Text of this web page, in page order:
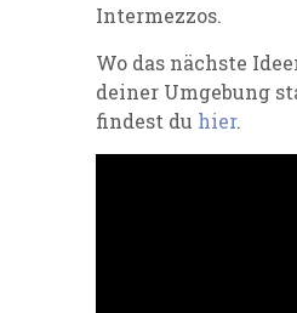
Intermezzos.
Wo das nächste
deiner Umgebung
findest du hier​.